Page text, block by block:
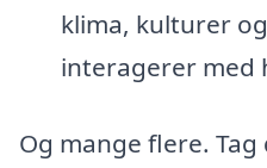
klima, kulturer
interagerer med
Og mange flere.